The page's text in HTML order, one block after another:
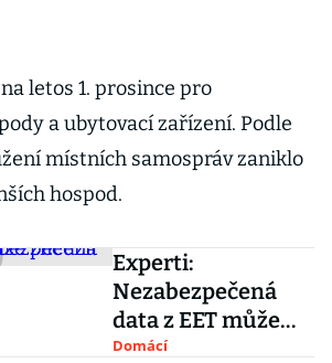
letos 1. prosince pro
a ubytovací zařízení. Podle
místních samospráv zaniklo
hospod.
Experti:
Nezabezpečená
data z EET může
zneužít
Domácí